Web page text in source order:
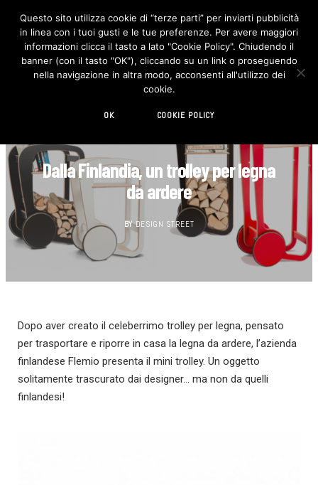
F
c
e
b
o
I
n
s
t
Dalla Finlandia, un trolley per legna
da ardere
BY DESIGN STREET
Dopo aver creato il celeberrimo trolley per legna, pensato
per trasportare e riporre in casa la legna da ardere, l’azienda
finlandese Flemio presenta il mini trolley. Un oggetto
solitamente trascurato dai designer… ma non da quelli
finlandesi!
Questo sito utilizza cookie di “terze parti” per inviarti pubblicità
in linea con i tuoi gusti e le tue preferenze. Per avere maggiori
informazioni clicca il tasto a lato "Cookie Policy". Chiudendo il
banner (con il tasto "OK"), cliccando su un link o proseguendo
nella navigazione in altra modo, acconsenti all'utilizzo dei
cookie.
OK COOKIE POLICY